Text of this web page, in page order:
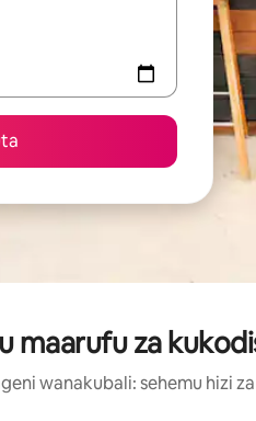
maarufu za
wanakubali: sehemu hizi